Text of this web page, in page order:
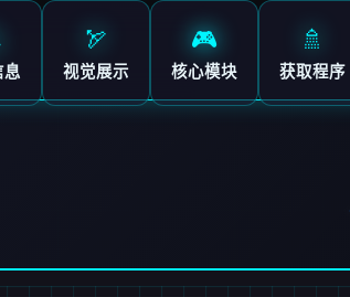
息
🏹
视觉展示
🎮
核心模块
🚿
获取程序